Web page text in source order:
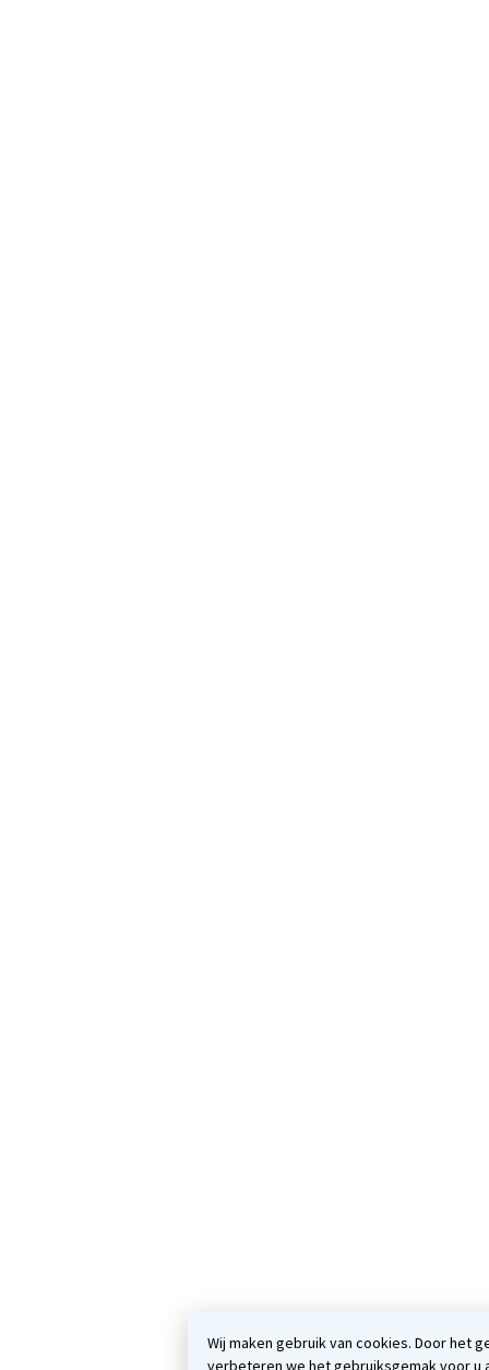
Wij maken gebruik van cookies. Door het
verbeteren we het gebruiksgemak voor u